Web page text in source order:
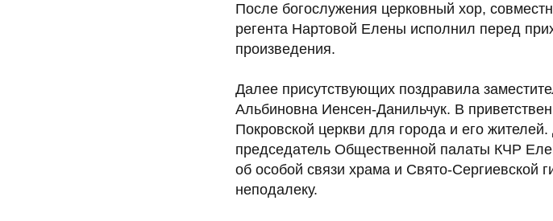
После богослужения церковный хор,
регента Нартовой Елены исполнил перед
произведения.
Далее присутствующих поздравила
Альбиновна Иенсен-Данильчук. В
Покровской церкви для города и его
председатель Общественной палаты КЧР
об особой связи храма и Свято-Сергиевской
неподалеку.